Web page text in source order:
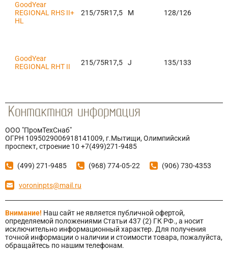
GoodYear
REGIONAL RHS II+
HL
215/75R17,5 M 128/126
GoodYear
REGIONAL RHT II
215/75R17,5 J 135/133
ООО "ПромТехСнаб"
ОГРН 1095029006918141009, г.Мытищи, Олимпийский
проспект, строение 10 +7(499)271-9485
(499) 271-9485 (968) 774-05-22 (906) 730-4353
voroninpts@mail.ru
Внимание! Наш сайт не является публичной офертой,
определяемой положениями Статьи 437 (2) ГК РФ., а носит
исключительно информационный характер. Для получения
точной информации о наличии и стоимости товара, пожалуйста,
обращайтесь по нашим телефонам.